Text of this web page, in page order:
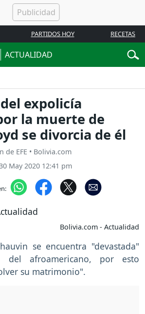
PARTIDOS HOY RECETAS
ACTUALIDAD
expolicía
la muerte de
se divorcia de él
EFE • Bolivia.com
May 2020 12:41 pm
Bolivia.com - Actualidad
se encuentra "devastada"
afroamericano, por esto
su matrimonio".